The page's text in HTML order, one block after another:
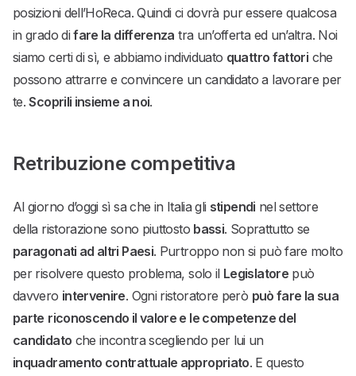
posizioni dell’HoReca. Quindi ci dovrà pur essere qualcosa
in grado difare la differenza tra un’offerta ed un’altra. Noi
siamo certi di sì, e abbiamo individuato quattro fattori che
possono attrarre e convincere un candidato a lavorare per
te.Scoprili insieme a noi.
Retribuzione competitiva
Al giorno d’oggi sì sa che in Italia gli stipendi nel settore
della ristorazione sono piuttosto bassi. Soprattutto se
paragonati ad altri Paesi. Purtroppo non si può fare molto
per risolvere questo problema, solo il Legislatore può
davvero intervenire. Ogni ristoratore però può fare la sua
parte riconoscendo il valore e le competenze del
candidato che incontra scegliendo per lui un
inquadramento contrattuale appropriato. E questo